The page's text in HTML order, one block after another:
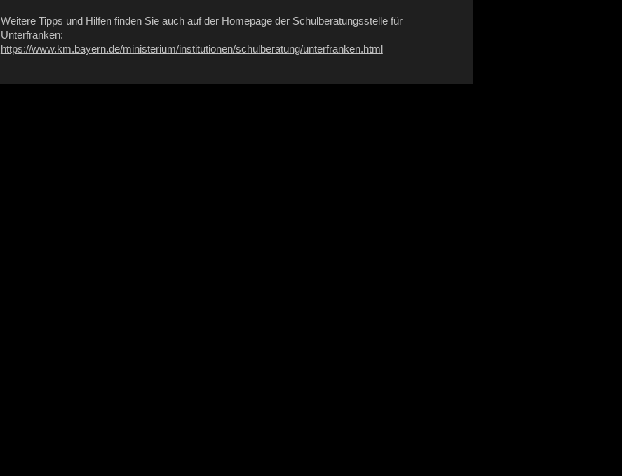
Weitere Tipps und Hilfen finden Sie auch auf der Homepage der Schulberatungsstelle für
Unterfranken:
https://www.km.bayern.de/ministerium/institutionen/schulberatung/unterfranken.html